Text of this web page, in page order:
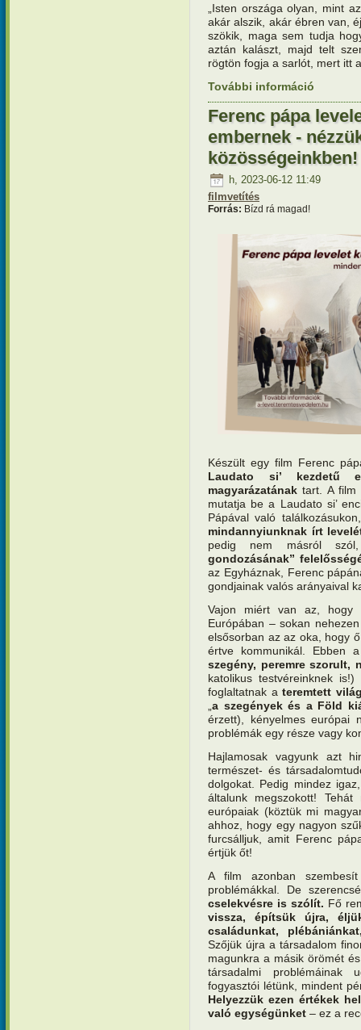
„Isten országa olyan, mint
akár alszik, akár ébren van,
szökik, maga sem tudja
aztán kalászt, majd telt
rögtön fogja a sarlót, mert itt
További információ
Ferenc pápa
embernek -
közösségeinkben!
h, 2023-06-12 11:49
filmvetítés
Forrás: Bízd rá magad!
Készült egy film Ferenc
Laudato si’ kezdetű
magyarázatának tart. A
mutatja be a Laudato si’
Pápával való
mindannyiunknak írt
pedig nem másról
gondozásának”
az Egyháznak, Ferenc
gondjainak valós arányaival
Vajon miért van az, hogy
Európában – sokan
elsősorban az az oka, hogy
értve kommunikál. Ebben
szegény, peremre szorult,
katolikus testvéreinknek
foglaltatnak ateremtett
„a szegények és a Föld
érzett), kényelmes európai
problémák egy része vagy
Hajlamosak vagyunk azt
természet- és
dolgokat. Pedig mindez
általunk megszokott!
európaiak (köztük mi
ahhoz, hogy egy nagyon
furcsálljuk, amit Ferenc
értjük őt!
A film azonban
problémákkal. De
cselekvésre is szólít. Fő
vissza, építsük újra,
családunkat,
Szőjük újra a társadalom
magunkra a másik örömét
társadalmi problémáinak
fogyasztói létünk, mindent
Helyezzük ezen értékek
való egységünket – ez a